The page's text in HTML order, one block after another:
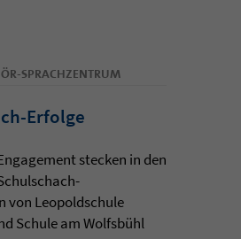
SPRACHZENTRUM
Erfolge
stecken in den
von Leopoldschule
Schule am Wolfsbühl